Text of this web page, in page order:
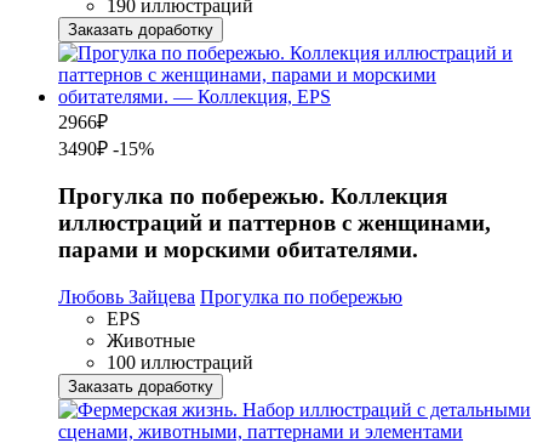
190 иллюстраций
Заказать доработку
2966₽
3490₽ -15%
Прогулка по побережью. Коллекция
иллюстраций и паттернов с женщинами,
парами и морскими обитателями.
Любовь Зайцева Прогулка по побережью
EPS
Животные
100 иллюстраций
Заказать доработку